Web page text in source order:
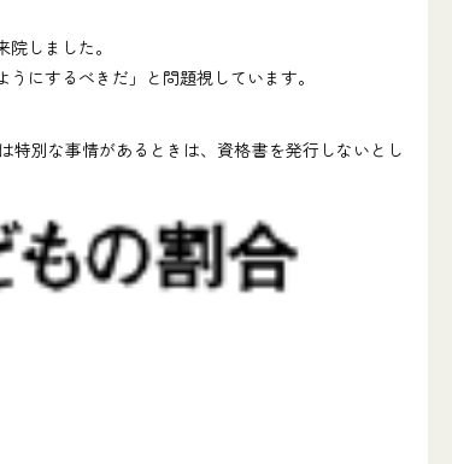
しました。
にするべきだ」と問題視しています。
別な事情があるときは、資格書を発行しないとし